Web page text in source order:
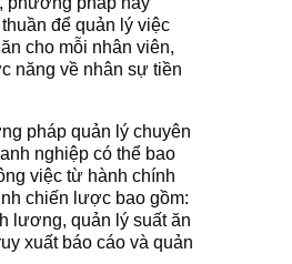
để quản lý việc
cho mỗi nhân viên,
năng về nhân sự tiền
pháp quản lý chuyên
nghiệp có thể bao
việc từ hành chính
chiến lược bao gồm:
lương, quản lý suất ăn
xuất báo cáo và quản